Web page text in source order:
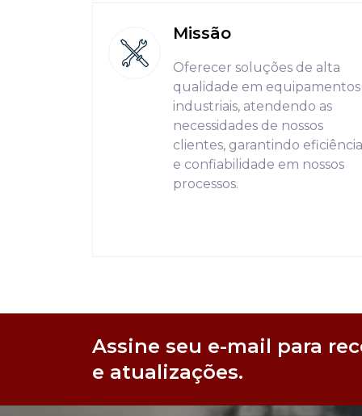
Missão
Oferecer soluções de alta
qualidade em equipamentos
industriais, atendendo as
necessidades de nossos
clientes, garantindo eficiência
e confiabilidade em nossos
processos.
Assine seu e-mail para
e atualizações.